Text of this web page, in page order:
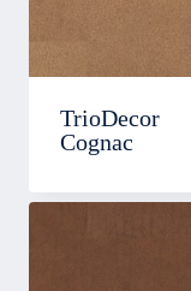
TrioDecor
Cognac